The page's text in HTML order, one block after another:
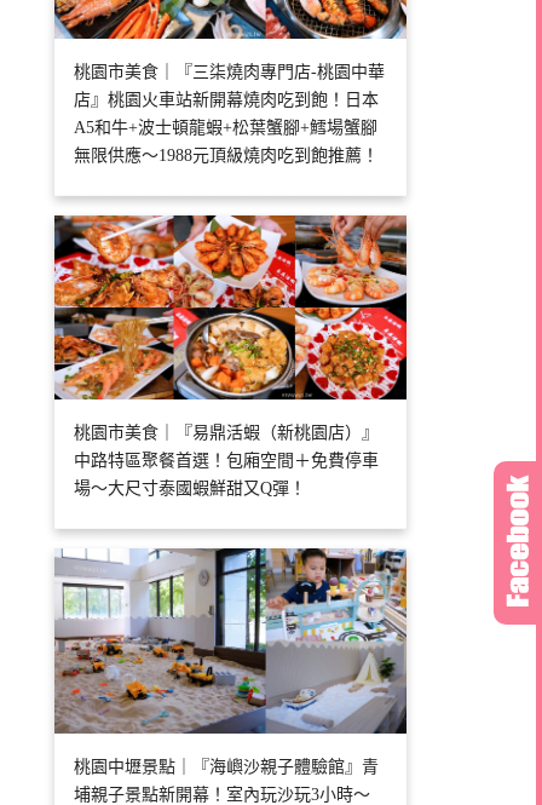
桃園市美食｜『三柒燒肉專門店-桃園中華
店』桃園火車站新開幕燒肉吃到飽！日本
A5和牛+波士頓龍蝦+松葉蟹腳+鱈場蟹腳
無限供應～1988元頂級燒肉吃到飽推薦！
桃園市美食｜『易鼎活蝦（新桃園店）』
中路特區聚餐首選！包廂空間＋免費停車
場～大尺寸泰國蝦鮮甜又Q彈！
桃園中壢景點｜『海嶼沙親子體驗館』青
埔親子景點新開幕！室內玩沙玩3小時～